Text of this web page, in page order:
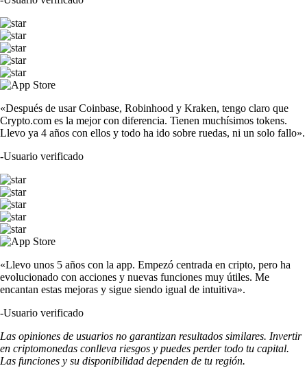
«Después de usar Coinbase, Robinhood y Kraken, tengo claro que
Crypto.com es la mejor con diferencia. Tienen muchísimos tokens.
Llevo ya 4 años con ellos y todo ha ido sobre ruedas, ni un solo fallo».
-Usuario verificado
«Llevo unos 5 años con la app. Empezó centrada en cripto, pero ha
evolucionado con acciones y nuevas funciones muy útiles. Me
encantan estas mejoras y sigue siendo igual de intuitiva».
-Usuario verificado
Las opiniones de usuarios no garantizan resultados similares. Invertir
en criptomonedas conlleva riesgos y puedes perder todo tu capital.
Las funciones y su disponibilidad dependen de tu región.